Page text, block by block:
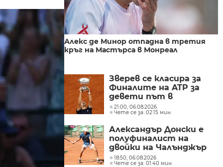
Алекс де Минор отпадна в третия
кръг на Мастърса в Монреал
Зверев се класира за
Финалите на ATP за
девети път в
кариерата си
21:00, 06.08.2026
Чете се за: 02:15 мин.
Александър Донски е
полуфиналист на
двойки на Чалънджър
турнира в Полша
18:50, 06.08.2026
Чете се за: 01:40 мин.